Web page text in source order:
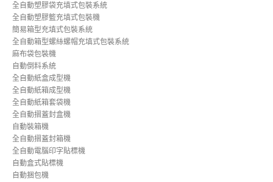
全自動塑膠袋充填式包裝系統
全自動塑膠籃充填式包裝機
簡易箱型充填式包裝系統
全自動箱型螺絲螺帽充填式包裝系統
麻布袋包裝機
自動倒料系統
全自動紙盒成型機
全自動紙箱成型機
全自動紙箱套袋機
全自動摺蓋封盒機
自動裝箱機
全自動摺蓋封箱機
全自動電腦印字貼標機
自動盒式貼標機
自動捆包機